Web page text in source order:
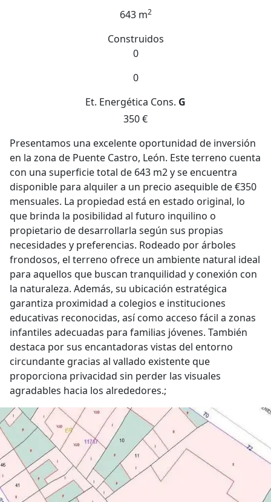
643 m2
Construidos
0
0
Et. Energética Cons. G
350 €
Presentamos una excelente oportunidad de inversión
en la zona de Puente Castro, León. Este terreno cuenta
con una superficie total de 643 m2 y se encuentra
disponible para alquiler a un precio asequible de €350
mensuales. La propiedad está en estado original, lo
que brinda la posibilidad al futuro inquilino o
propietario de desarrollarla según sus propias
necesidades y preferencias. Rodeado por árboles
frondosos, el terreno ofrece un ambiente natural ideal
para aquellos que buscan tranquilidad y conexión con
la naturaleza. Además, su ubicación estratégica
garantiza proximidad a colegios e instituciones
educativas reconocidas, así como acceso fácil a zonas
infantiles adecuadas para familias jóvenes. También
destaca por sus encantadoras vistas del entorno
circundante gracias al vallado existente que
proporciona privacidad sin perder las visuales
agradables hacia los alrededores.;